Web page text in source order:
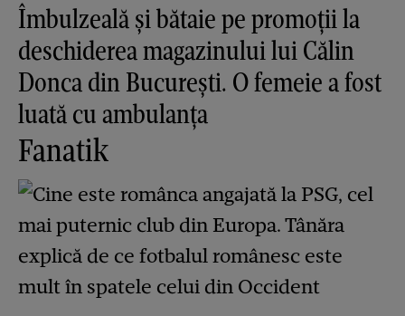
Îmbulzeală și bătaie pe promoții la
deschiderea magazinului lui Călin
Donca din București. O femeie a fost
luată cu ambulanța
Fanatik